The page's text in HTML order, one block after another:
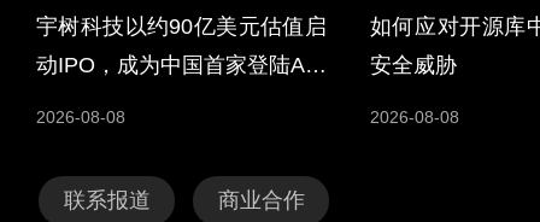
宇树科技以约90亿美元估值启
动IPO，成为中国首家登陆A股
2026-08-08
如何应对开源库
安全威胁
2026-08-08
联系报道 商业合作